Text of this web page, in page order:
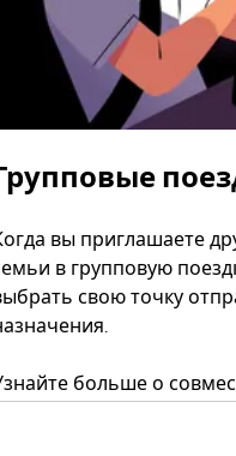
вы приглашаете
в групповую
свою точку
больше о